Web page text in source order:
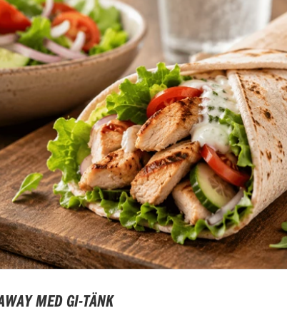
MED GI-TÄNK